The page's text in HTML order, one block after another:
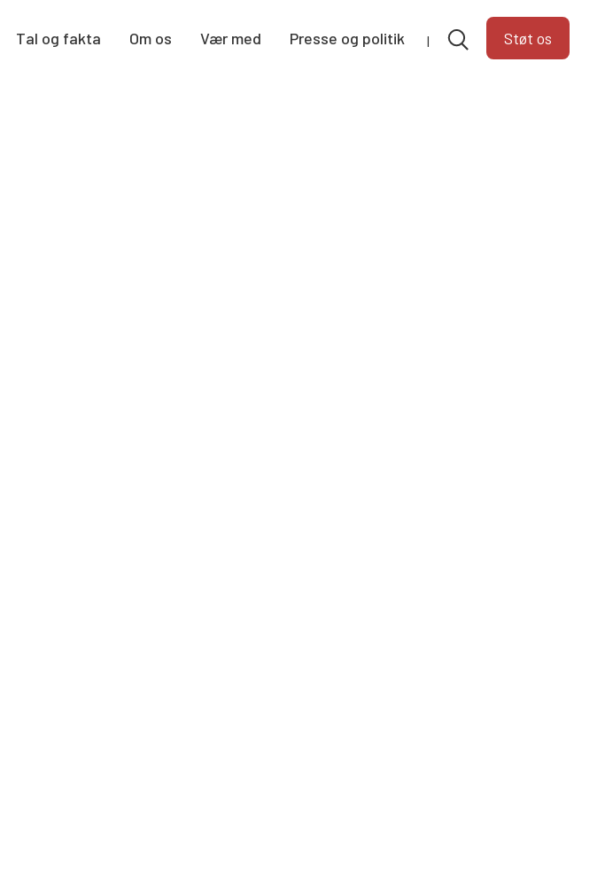
Tal og fakta Om os Vær med Presse og politik Støt os